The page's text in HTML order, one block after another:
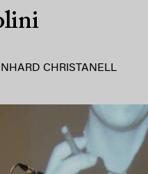
CHRISTANELL